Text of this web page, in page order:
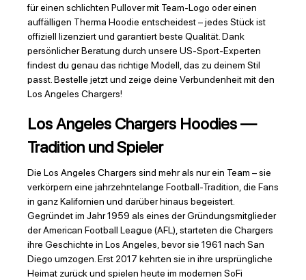
für einen schlichten Pullover mit Team-Logo oder einen
auffälligen Therma Hoodie entscheidest – jedes Stück ist
offiziell lizenziert und garantiert beste Qualität. Dank
persönlicher Beratung durch unsere US-Sport-Experten
findest du genau das richtige Modell, das zu deinem Stil
passt. Bestelle jetzt und zeige deine Verbundenheit mit den
Los Angeles Chargers!
Los Angeles Chargers Hoodies —
Tradition und Spieler
Die Los Angeles Chargers sind mehr als nur ein Team – sie
verkörpern eine jahrzehntelange Football-Tradition, die Fans
in ganz Kalifornien und darüber hinaus begeistert.
Gegründet im Jahr 1959 als eines der Gründungsmitglieder
der American Football League (AFL), starteten die Chargers
ihre Geschichte in Los Angeles, bevor sie 1961 nach San
Diego umzogen. Erst 2017 kehrten sie in ihre ursprüngliche
Heimat zurück und spielen heute im modernen SoFi